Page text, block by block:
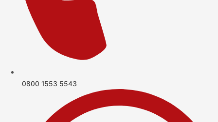
0800 1553 5543